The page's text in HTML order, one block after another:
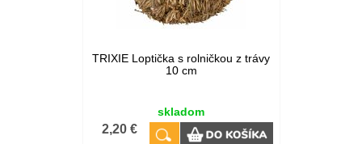
TRIXIE Loptička s rolničkou z trávy
10 cm
skladom
2,20 €